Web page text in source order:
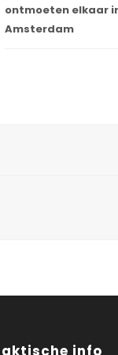
ontmoeten elkaar
Amsterdam